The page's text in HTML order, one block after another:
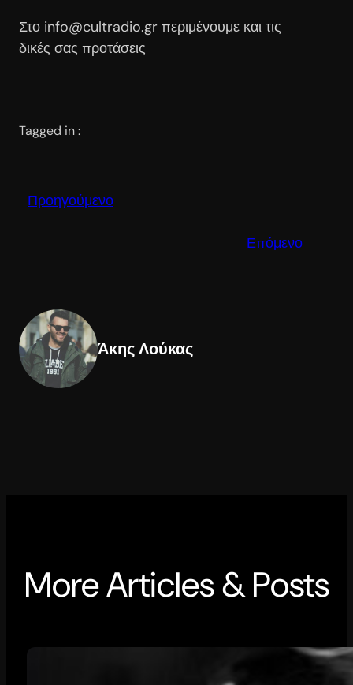
Στο info@cultradio.gr περιμένουμε και τις
δικές σας προτάσεις
Tagged in :
Προηγούμενο
Επόμενο
Άκης Λούκας
More Articles & Posts